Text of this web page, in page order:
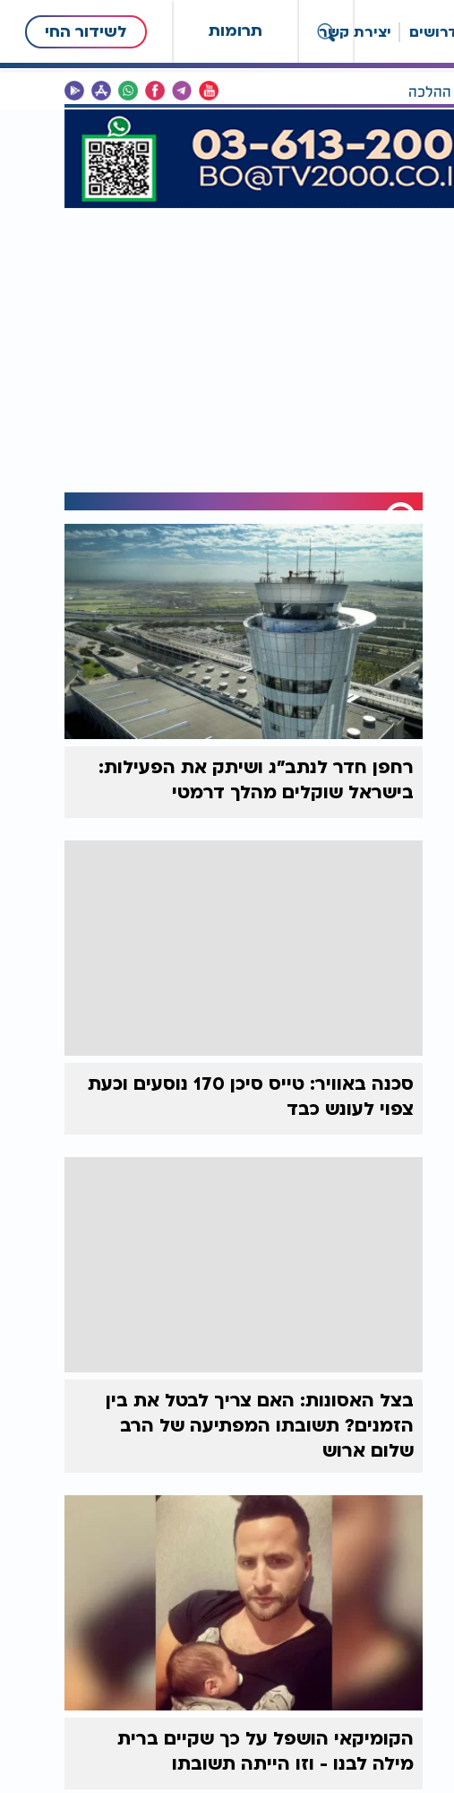
תרומות לשידור החי יצירת קשר
ההלכה
רחפן חדר לנתב"ג ושיתק את הפעילות:
בישראל שוקלים מהלך דרמטי
סכנה באוויר: טייס סיכן 170 נוסעים וכעת
צפוי לעונש כבד
בצל האסונות: האם צריך לבטל את בין
הזמנים? תשובתו המפתיעה של הרב
שלום ארוש
הקומיקאי הושפל על כך שקיים ברית
מילה לבנו - וזו הייתה תשובתו